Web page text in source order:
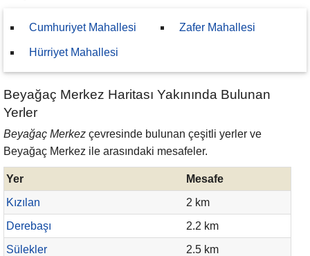
Cumhuriyet Mahallesi
Hürriyet Mahallesi
Zafer Mahallesi
Beyağaç Merkez Haritası Yakınında Bulunan
Yerler
Beyağaç Merkez çevresinde bulunan çeşitli yerler ve
Beyağaç Merkez ile arasındaki mesafeler.
Yer
Mesafe
Kızılan
2 km
Derebaşı
2.2 km
Sülekler
2.5 km